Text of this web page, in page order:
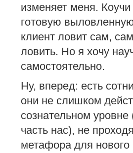
изменяет меня.
готовую
клиент ловит сам,
ловить. Но я хочу
самостоятельно.
Ну, вперед: есть
они не слишком
сознательном
часть нас), не
метафора для